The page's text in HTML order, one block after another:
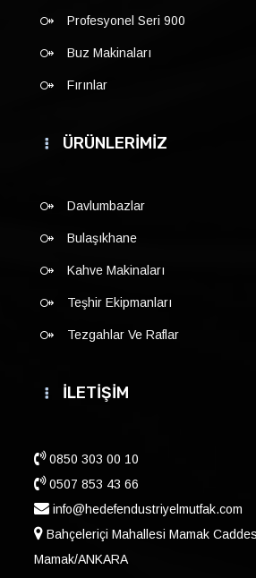
Profesyonel Seri 900
Buz Makinaları
Fırınlar
ÜRÜNLERİMİZ
Davlumbazlar
Bulaşıkhane
Kahve Makinaları
Teşhir Ekipmanları
Tezgahlar Ve Raflar
İLETİŞİM
0850 303 00 10
0507 853 43 66
info@hedefendustriyelmutfak.com
Bahçeleriçi Mahallesi Mamak
Mamak/ANKARA